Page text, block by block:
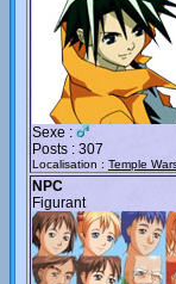
Sexe :
Posts : 307
Localisation : Temple
NPC
Figurant